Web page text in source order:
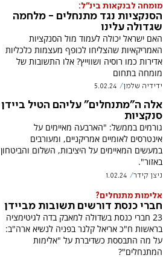
מומחה לבנקאות בינ"ל:
הסנקציות נגד מתנחלים - מלחמה
שגדולה עלינו
האם ישראל יכולה לעמוד מול הסנקציות
האמריקאיות שהצליחו לכופף מעצמות כלכליות
אדירות כמו רוסיה ושווייץ? אלו התשובות של
מומחה בתחום
ידידיה שלמן 5.02.24
אלה ה"מתנחלים" עליהם הטיל ביידן
סנקציות
גורמים בממשל: "הארבעה מאיימים על
אינטרסים לאומיים אמריקניים, ומעורבים
במעשים המאיימים על היציבות, השלום והביטחון
באזור".
ניצן קידר 1.02.24
אלימות מתנחלים?
חברי כנסת דורשים תשובות מביידן
23 חברי כנסת בשדולה למאבק בדה לגיטימציה
בראשות ח"כ אריאל קלנר בפניה לנשיא ארה"ב:
על מה התבססת כשדיברת על "אלימות
המתנחלים"?